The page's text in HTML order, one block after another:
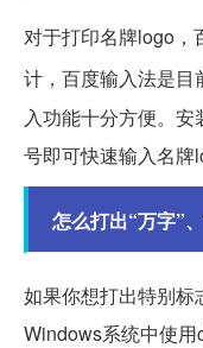
对于打印名牌logo，
计，百度输入法是
入功能十分方便。
号即可快速输入名牌
怎么打出“万字”
如果你想打出特别标
Windows系统中使